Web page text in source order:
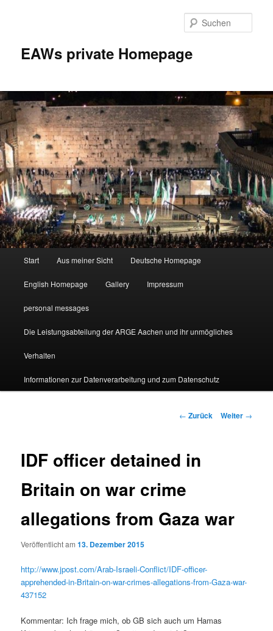
EAWs private Homepage
Start Aus meiner Sicht Deutsche Homepage
English Homepage Gallery Impressum
personal messages
Die Leistungsabteilung der ARGE Aachen und ihr unmögliches
Verhalten
Informationen zur Datenverarbeitung und zum Datenschutz
Beitragsnavigation
← Zurück Weiter →
IDF officer detained in
Britain on war crime
allegations from Gaza war
Veröffentlicht am13. Dezember 2015
http://www.jpost.com/Arab-Israeli-Conflict/IDF-officer-
apprehended-in-Britain-on-war-crimes-allegations-from-Gaza-war-
437152
Kommentar: Ich frage mich, ob GB sich auch um Hamas